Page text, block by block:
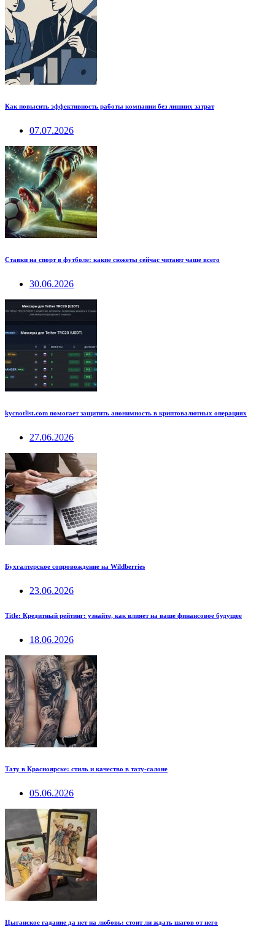
Как повысить эффективность работы компании без лишних затрат
07.07.2026
Ставки на спорт в футболе: какие сюжеты сейчас читают чаще всего
30.06.2026
kycnotlist.com помогает защитить анонимность в криптовалютных операциях
27.06.2026
Бухгалтерское сопровождение на Wildberries
23.06.2026
Title: Кредитный рейтинг: узнайте, как влияет на ваше финансовое будущее
18.06.2026
Тату в Красноярске: стиль и качество в тату-салоне
05.06.2026
Цыганское гадание да нет на любовь: стоит ли ждать шагов от него